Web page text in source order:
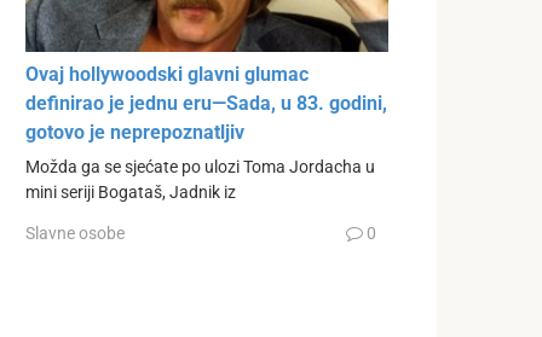
Ovaj hollywoodski glavni glumac
definirao je jednu eru—Sada, u 83. godini,
gotovo je neprepoznatljiv
Možda ga se sjećate po ulozi Toma Jordacha u
mini seriji Bogataš, Jadnik iz
Slavne osobe 0